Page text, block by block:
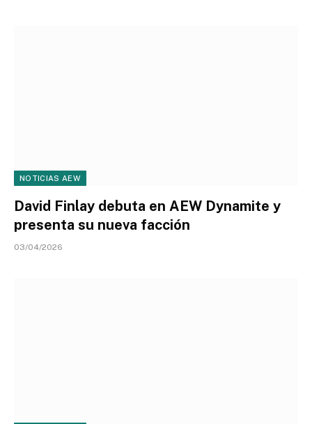
NOTICIAS AEW
David Finlay debuta en AEW Dynamite y
presenta su nueva facción
03/04/2026